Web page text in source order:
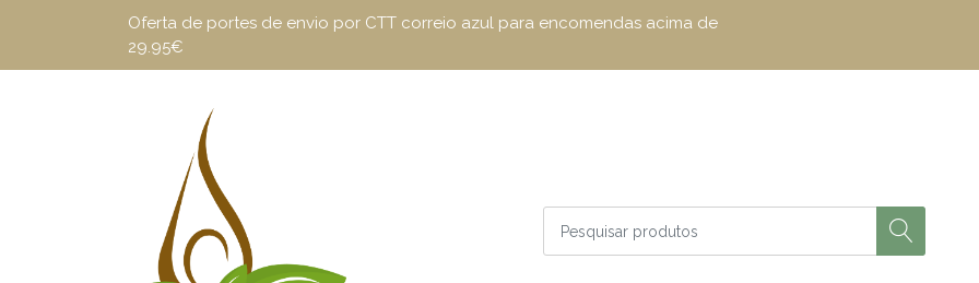
Oferta de portes de envio por CTT correio azul para encomendas acima de
29.95€